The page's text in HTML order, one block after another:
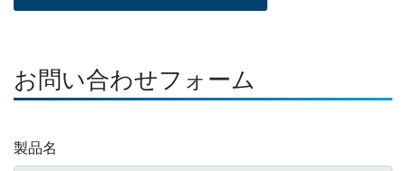
お問い合わせフォーム
製品名